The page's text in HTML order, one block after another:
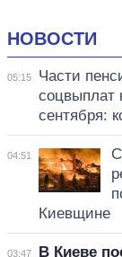
НОВОСТИ
05:15
Части
соцвыплат
сентября:
04:51
Киевщине
03:47
В Киеве